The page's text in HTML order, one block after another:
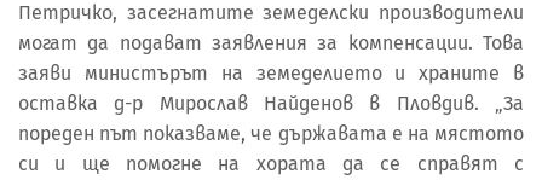
Петричко, засегнатите земеделски производители
могат да подават заявления за компенсации. Това
заяви министърът на земеделието и храните в
оставка д-р Мирослав Найденов в Пловдив. „За
пореден път показваме, че държавата е на мястото
си и ще помогне на хората да се справят с